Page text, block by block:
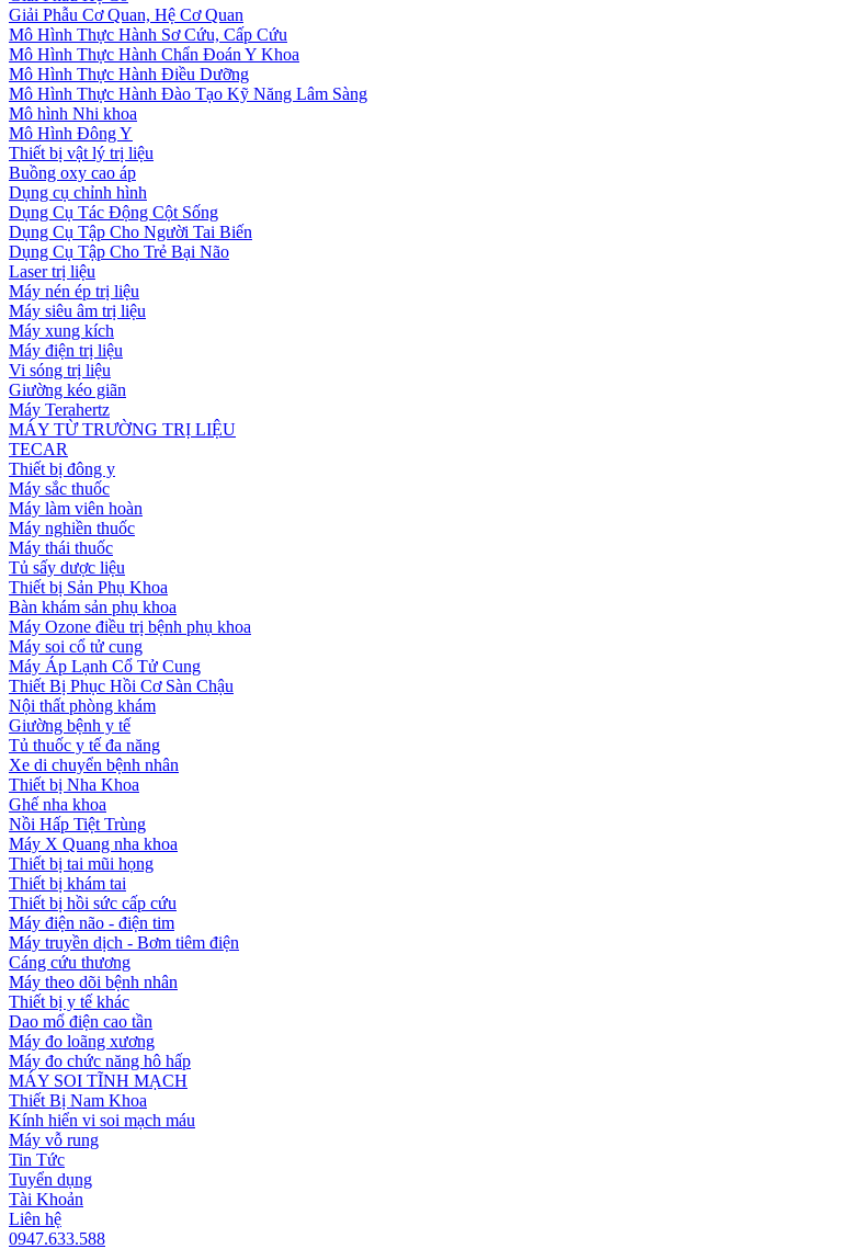
Giải Phẫu Cơ Quan, Hệ Cơ Quan
Mô Hình Thực Hành Sơ Cứu, Cấp Cứu
Mô Hình Thực Hành Chẩn Đoán Y Khoa
Mô Hình Thực Hành Điều Dưỡng
Mô Hình Thực Hành Đào Tạo Kỹ Năng Lâm Sàng
Mô hình Nhi khoa
Mô Hình Đông Y
Thiết bị vật lý trị liệu
Buồng oxy cao áp
Dụng cụ chỉnh hình
Dụng Cụ Tác Động Cột Sống
Dụng Cụ Tập Cho Người Tai Biến
Dụng Cụ Tập Cho Trẻ Bại Não
Laser trị liệu
Máy nén ép trị liệu
Máy siêu âm trị liệu
Máy xung kích
Máy điện trị liệu
Vi sóng trị liệu
Giường kéo giãn
Máy Terahertz
MÁY TỪ TRƯỜNG TRỊ LIỆU
TECAR
Thiết bị đông y
Máy sắc thuốc
Máy làm viên hoàn
Máy nghiền thuốc
Máy thái thuốc
Tủ sấy dược liệu
Thiết bị Sản Phụ Khoa
Bàn khám sản phụ khoa
Máy Ozone điều trị bệnh phụ khoa
Máy soi cổ tử cung
Máy Áp Lạnh Cổ Tử Cung
Thiết Bị Phục Hồi Cơ Sàn Chậu
Nội thất phòng khám
Giường bệnh y tế
Tủ thuốc y tế đa năng
Xe di chuyển bệnh nhân
Thiết bị Nha Khoa
Ghế nha khoa
Nồi Hấp Tiệt Trùng
Máy X Quang nha khoa
Thiết bị tai mũi họng
Thiết bị khám tai
Thiết bị hồi sức cấp cứu
Máy điện não - điện tim
Máy truyền dịch - Bơm tiêm điện
Cáng cứu thương
Máy theo dõi bệnh nhân
Thiết bị y tế khác
Dao mổ điện cao tần
Máy đo loãng xương
Máy đo chức năng hô hấp
MÁY SOI TĨNH MẠCH
Thiết Bị Nam Khoa
Kính hiển vi soi mạch máu
Máy vỗ rung
Tin Tức
Tuyển dụng
Tài Khoản
Liên hệ
0947.633.588